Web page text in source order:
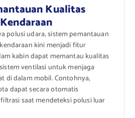
Kualitas
polusi udara, sistem pemantauan
kini menjadi fitur
kabin dapat memantau kualitas
ventilasi untuk menjaga
di dalam mobil. Contohnya,
dapat secara otomatis
saat mendeteksi polusi luar